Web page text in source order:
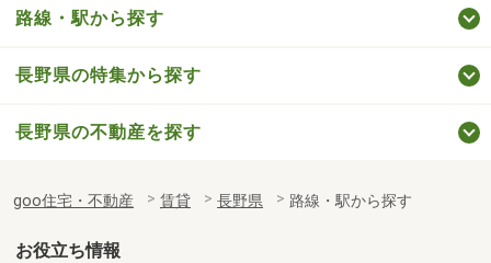
路線・駅から探す
長野県の特集から探す
長野県の不動産を探す
goo住宅・不動産 賃貸 長野県 路線・駅から探す
お役立ち情報